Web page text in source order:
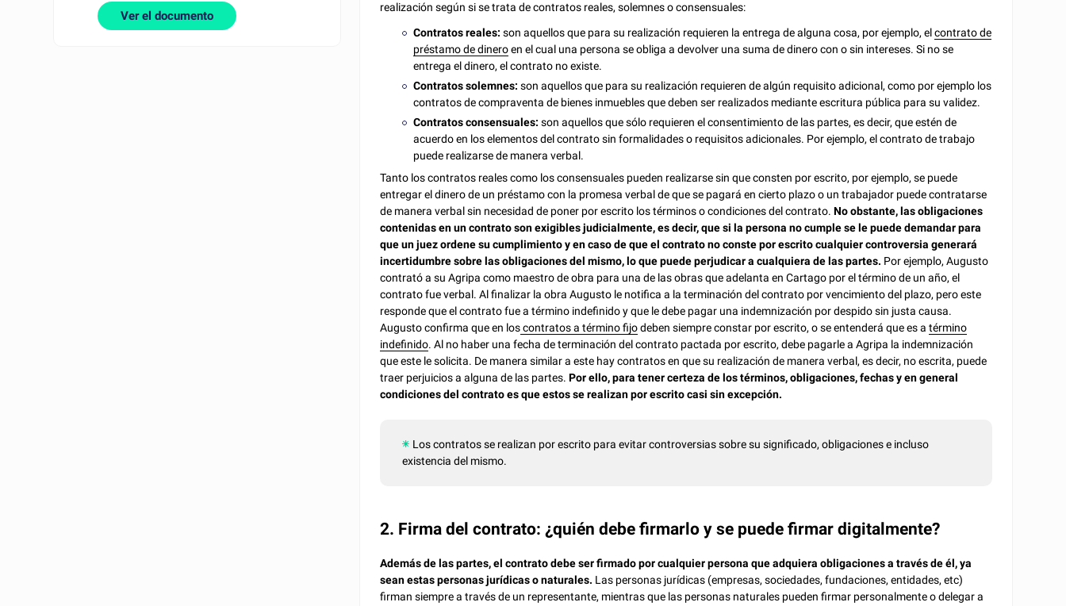
Ver el documento
realización según si se trata de contratos reales, solemnes o consensuales:
Contratos reales: son aquellos que para su realización requieren la entrega de alguna cosa, por ejemplo, elcontrato de
préstamo de dineroen el cual una persona se obliga a devolver una suma de dinero con o sin intereses. Si no se
entrega el dinero, el contrato no existe.
Contratos solemnes:son aquellos que para su realización requieren de algún requisito adicional, como por ejemplo los
contratos de compraventa de bienes inmuebles que deben ser realizados mediante escritura pública para su validez.
Contratos consensuales:son aquellos que sólo requieren el consentimiento de las partes, es decir, que estén de
acuerdo en los elementos del contrato sin formalidades o requisitos adicionales. Por ejemplo, el contrato de trabajo
puede realizarse de manera verbal.
Tanto los contratos reales como los consensuales pueden realizarse sin que consten por escrito, por ejemplo, se puede
entregar el dinero de un préstamo con la promesa verbal de que se pagará en cierto plazo o un trabajador puede contratarse
de manera verbal sin necesidad de poner por escrito los términos o condiciones del contrato.No obstante, las obligaciones
contenidas en un contrato son exigibles judicialmente, es decir, que si la persona no cumple se le puede demandar para
que un juez ordene su cumplimiento y en caso de que el contrato no conste por escrito cualquier controversia generará
incertidumbre sobre las obligaciones del mismo, lo que puede perjudicar a cualquiera de las partes. Por ejemplo, Augusto
contrató a su Agripa como maestro de obra para una de las obras que adelanta en Cartago por el término de un año, el
contrato fue verbal. Al finalizar la obra Augusto le notifica a la terminación del contrato por vencimiento del plazo, pero este
responde que el contrato fue a término indefinido y que le debe pagar una indemnización por despido sin justa causa.
Augusto confirma que en loscontratos a término fijodeben siempre constar por escrito, o se entenderá que es atérmino
indefinido. Al no haber una fecha de terminación del contrato pactada por escrito, debe pagarle a Agripa la indemnización
que este le solicita. De manera similar a este hay contratos en que su realización de manera verbal, es decir, no escrita, puede
traer perjuicios a alguna de las partes.Por ello, para tener certeza de los términos, obligaciones, fechas y en general
condiciones del contrato es que estos se realizan por escrito casi sin excepción.
Los contratos se realizan por escrito para evitar controversias sobre su significado, obligaciones e incluso
existencia del mismo.
2. Firma del contrato: ¿quién debe firmarlo y se puede firmar digitalmente?
Además de las partes, el contrato debe ser firmado por cualquier persona que adquiera obligaciones a través de él, ya
sean estas personas jurídicas o naturales. Las personas jurídicas (empresas, sociedades, fundaciones, entidades, etc)
firman siempre a través de un representante, mientras que las personas naturales pueden firmar personalmente o delegar a